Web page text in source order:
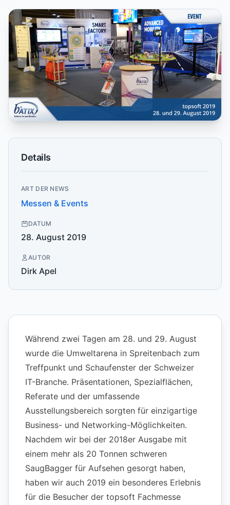
Details
ART DER NEWS
Messen & Events
DATUM
28. August 2019
AUTOR
Dirk Apel
Während zwei Tagen am 28. und 29. August
wurde die Umweltarena in Spreitenbach zum
Treffpunkt und Schaufenster der Schweizer
IT-Branche. Präsentationen, Spezialflächen,
Referate und der umfassende
Ausstellungsbereich sorgten für einzigartige
Business- und Networking-Möglichkeiten.
Nachdem wir bei der 2018er Ausgabe mit
einem mehr als 20 Tonnen schweren
SaugBagger für Aufsehen gesorgt haben,
haben wir auch 2019 ein besonderes Erlebnis
für die Besucher der topsoft Fachmesse